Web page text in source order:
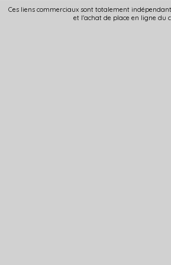
Ces liens commerciaux sont totalement
et l'achat de place en ligne du